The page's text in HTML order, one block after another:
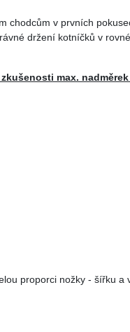
chodcům v prvních
držení kotníčků v
max.
proporci nožky - šířku a